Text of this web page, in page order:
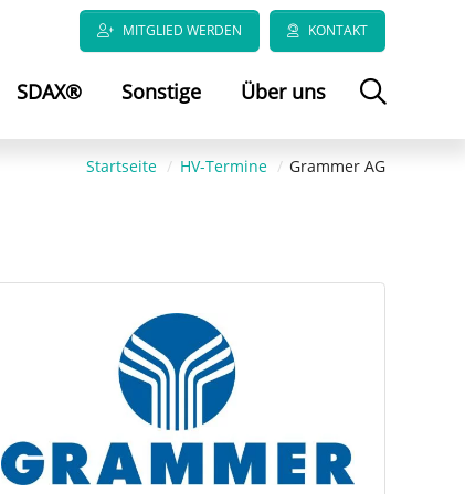
MITGLIED WERDEN KONTAKT
SDAX® Sonstige Über uns
Startseite HV-Termine Grammer AG